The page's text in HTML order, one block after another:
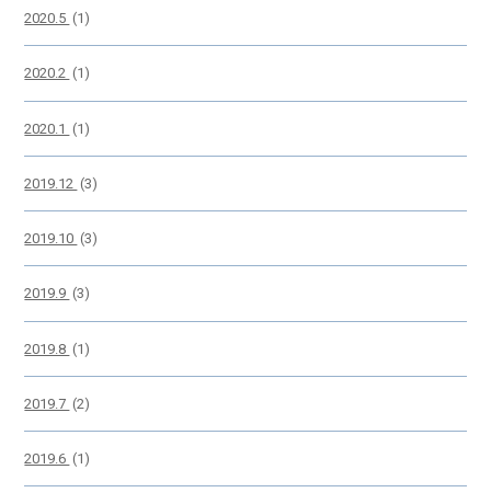
2020.5 (1)
2020.2 (1)
2020.1 (1)
2019.12 (3)
2019.10 (3)
2019.9 (3)
2019.8 (1)
2019.7 (2)
2019.6 (1)